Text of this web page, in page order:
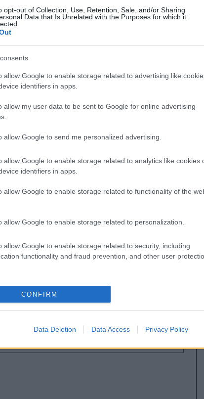
opt-out of Collection, Use, Retention, Sale, and/or Sharing
Data that Is Unrelated with the Purposes for which it
allow Google to enable storage related to advertising like
identifiers in apps.
allow my user data to be sent to Google for online advertising
allow Google to send me personalized advertising.
allow Google to enable storage related to analytics like cookies
identifiers in apps.
allow Google to enable storage related to functionality of the
allow Google to enable storage related to personalization.
allow Google to enable storage related to security, including
functionality and fraud prevention, and other user
CONFIRM
Data Deletion Data Access Privacy Policy
contra el Betis y Eder Sarabia maneja varias
Martim Neto o Lucas Cepeda.
37, en toda una final por la salvación. Los
Mascarell, sancionado por acumulación de
tras cumplir sanción, será el encargado de
al Valencia sin la presencia del central
de sanción por acumulación de
tras superar una lesión contra el Girona,
de suplir su ausencia en el once txuri-urdin.
central luso para la visita groguet a Vallecas tras
contra el Sevilla. Su baja hará que Rafa
jornada 36
o Raúl Moro. Repasamos su estado y
de baja en este artículo.